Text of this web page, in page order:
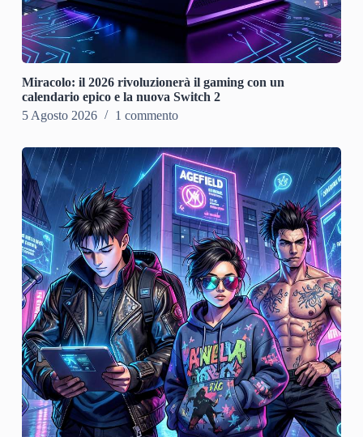
Miracolo: il 2026 rivoluzionerà il gaming con un
calendario epico e la nuova Switch 2
5 Agosto 2026
1 commento